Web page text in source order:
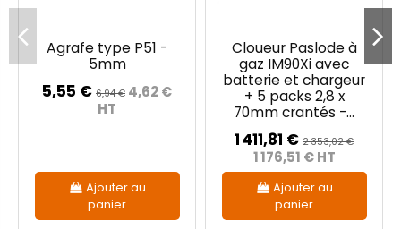
Agrafe type P51 -
5mm
5,55 € 6,94 € 4,62 €
HT
Ajouter au
panier
Cloueur Paslode à
gaz IM90Xi avec
batterie et chargeur
+ 5 packs 2,8 x
70mm crantés -...
1 411,81 € 2 353,02 €
1 176,51 € HT
Ajouter au
panier